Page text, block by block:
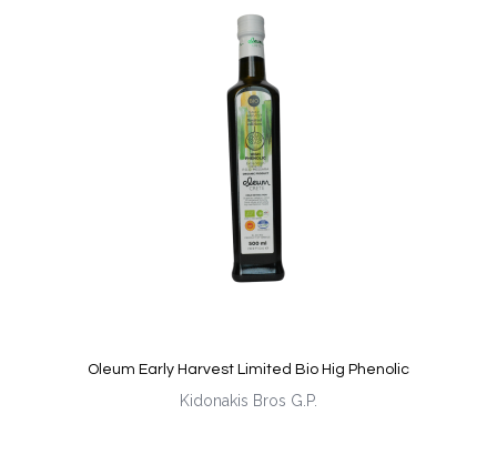
Oleum Early Harvest Limited Bio Hig Phenolic
Kidonakis Bros G.P.